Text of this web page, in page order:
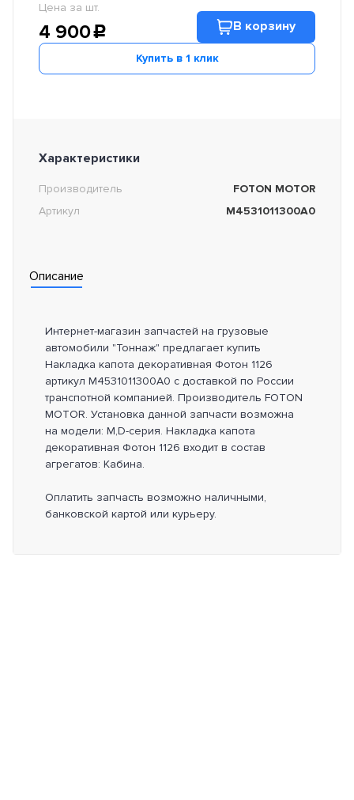
Цена за шт.
4 900c В корзину
Купить в 1 клик
Характеристики
Производитель
FOTON MOTOR
Артикул
M4531011300A0
Описание
Интернет-магазин запчастей на грузовые
автомобили "Тоннаж" предлагает купить
Накладка капота декоративная Фотон 1126
артикул M4531011300A0 с доставкой по России
транспотной компанией. Производитель FOTON
MOTOR. Установка данной запчасти возможна
на модели: М,D-серия. Накладка капота
декоративная Фотон 1126 входит в состав
агрегатов: Кабина.
Оплатить запчасть возможно наличными,
банковской картой или курьеру.